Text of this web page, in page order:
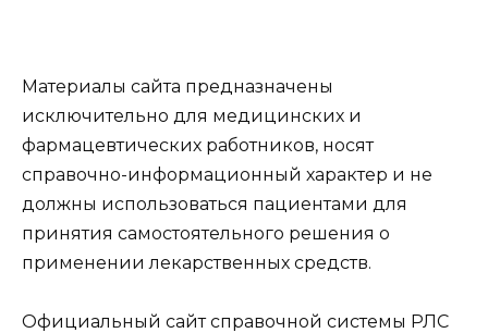
Материалы сайта предназначены
исключительно для медицинских и
фармацевтических работников, носят
справочно-информационный характер и не
должны использоваться пациентами для
принятия самостоятельного решения о
применении лекарственных средств.
Официальный сайт справочной системы РЛС